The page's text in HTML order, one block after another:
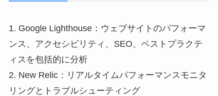
1. Google Lighthouse：ウェブサイトのパフォーマ
ンス、アクセシビリティ、SEO、ベストプラクテ
ィスを包括的に分析
2. New Relic：リアルタイムパフォーマンスモニタ
リングとトラブルシューティング